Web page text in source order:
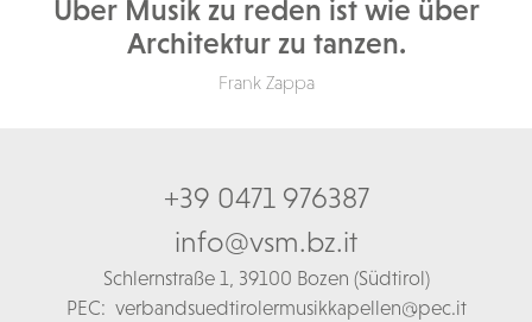
Über Musik zu reden ist wie über
Architektur zu tanzen.
Frank Zappa
+39 0471 976387
info@vsm.bz.it
Schlernstraße 1, 39100 Bozen (Südtirol)
PEC: verbandsuedtirolermusikkapellen@pec.it